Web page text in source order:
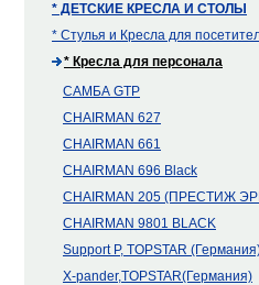
* ДЕТСКИЕ КРЕСЛА И СТОЛЫ
* Стулья и Кресла для
* Кресла для персонала
САМБА GTP
CHAIRMAN 627
CHAIRMAN 661
CHAIRMAN 696 Black
CHAIRMAN 205 (ПРЕСТИЖ
CHAIRMAN 9801 BLACK
Support P, TOPSTAR
X-pander,TOPSTAR(Германия)